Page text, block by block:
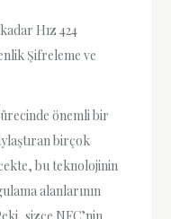
Hız 424
Şifreleme ve
önemli bir
birçok
bu teknolojinin
alanlarının